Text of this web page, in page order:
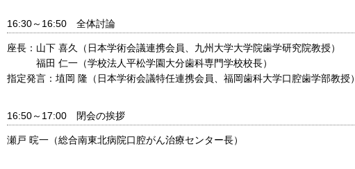
16:30～16:50 全体討論
座長： 山下 喜久（日本学術会議連携会員、九州大学大学院歯学研究院教授）
福田 仁一（学校法人平松学園大分歯科専門学校校長）
指定発言： 埴岡 隆（日本学術会議特任連携会員、福岡歯科大学口腔歯学部教授）
16:50～17:00 閉会の挨拶
瀬戸 晥一（総合南東北病院口腔がん治療センター長）